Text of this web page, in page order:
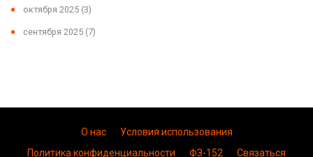
октября 2025 (3)
сентября 2025 (7)
О нас
Условия использования
Политика конфиденциальности
ФЗ-152 Связаться